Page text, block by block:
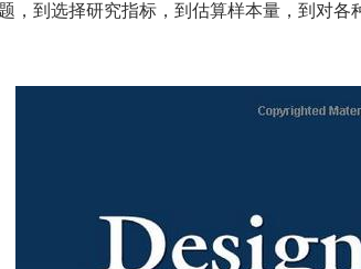
，到选择研究指标，到估算样本量，到对